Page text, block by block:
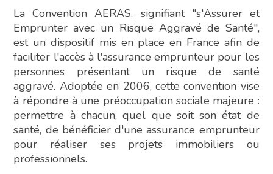
La Convention AERAS, signifiant "s'Assurer et
Emprunter avec un Risque Aggravé de Santé",
est un dispositif mis en place en France afin de
faciliter l'accès à l'assurance emprunteur pour les
personnes présentant un risque de santé
aggravé. Adoptée en 2006, cette convention vise
à répondre à une préoccupation sociale majeure :
permettre à chacun, quel que soit son état de
santé, de bénéficier d'une assurance emprunteur
pour réaliser ses projets immobiliers ou
professionnels.